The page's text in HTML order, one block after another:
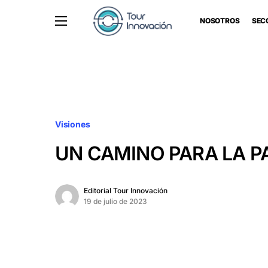
NOSOTROS
Visiones
UN CAMINO PARA LA
Editorial Tour Innovación
19 de julio de 2023